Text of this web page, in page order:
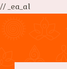
// _ea_al